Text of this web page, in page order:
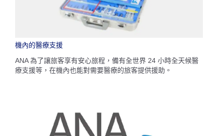
機內的醫療支援
ANA 為了讓旅客享有安心旅程，備有全世界 24 小時全天候醫
療支援等，在機內也能對需要醫療的旅客提供援助。